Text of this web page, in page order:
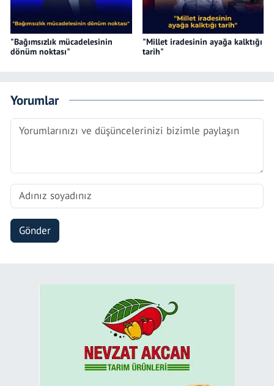
"Bağımsızlık mücadelesinin
dönüm noktası"
"Millet iradesinin ayağa kalktığı
tarih"
Yorumlar
Gönder